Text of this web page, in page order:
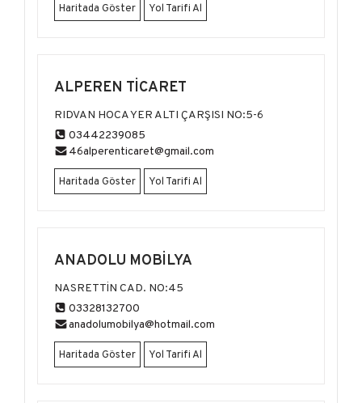
Haritada Göster Yol Tarifi Al
ALPEREN TİCARET
RIDVAN HOCA YER ALTI ÇARŞISI NO:5-6
03442239085
46alperenticaret@gmail.com
Haritada Göster Yol Tarifi Al
ANADOLU MOBİLYA
NASRETTİN CAD. NO:45
03328132700
anadolumobilya@hotmail.com
Haritada Göster Yol Tarifi Al